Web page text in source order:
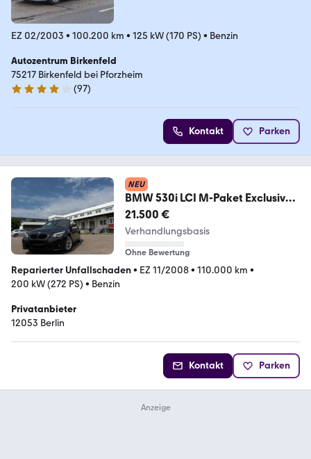
EZ 02/2003 • 100.200 km • 125 kW (170 PS) • Benzin
Autozentrum Birkenfeld
75217 Birkenfeld bei Pforzheim
4 Sterne
(97)
Kontakt Parken
NEU
BMW 530i LCI M-Paket Exclusive
Edition
21.500 €
Verhandlungsbasis
Ohne Bewertung
Reparierter Unfallschaden• EZ 11/2008• 110.000 km •
200 kW (272 PS) • Benzin
Privatanbieter
12053 Berlin
Kontakt Parken